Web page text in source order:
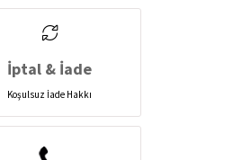
İptal & İade
Koşulsuz İade Hakkı